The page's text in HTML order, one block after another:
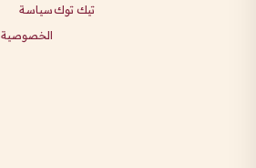
تيك توكسياسة
الخصوصية